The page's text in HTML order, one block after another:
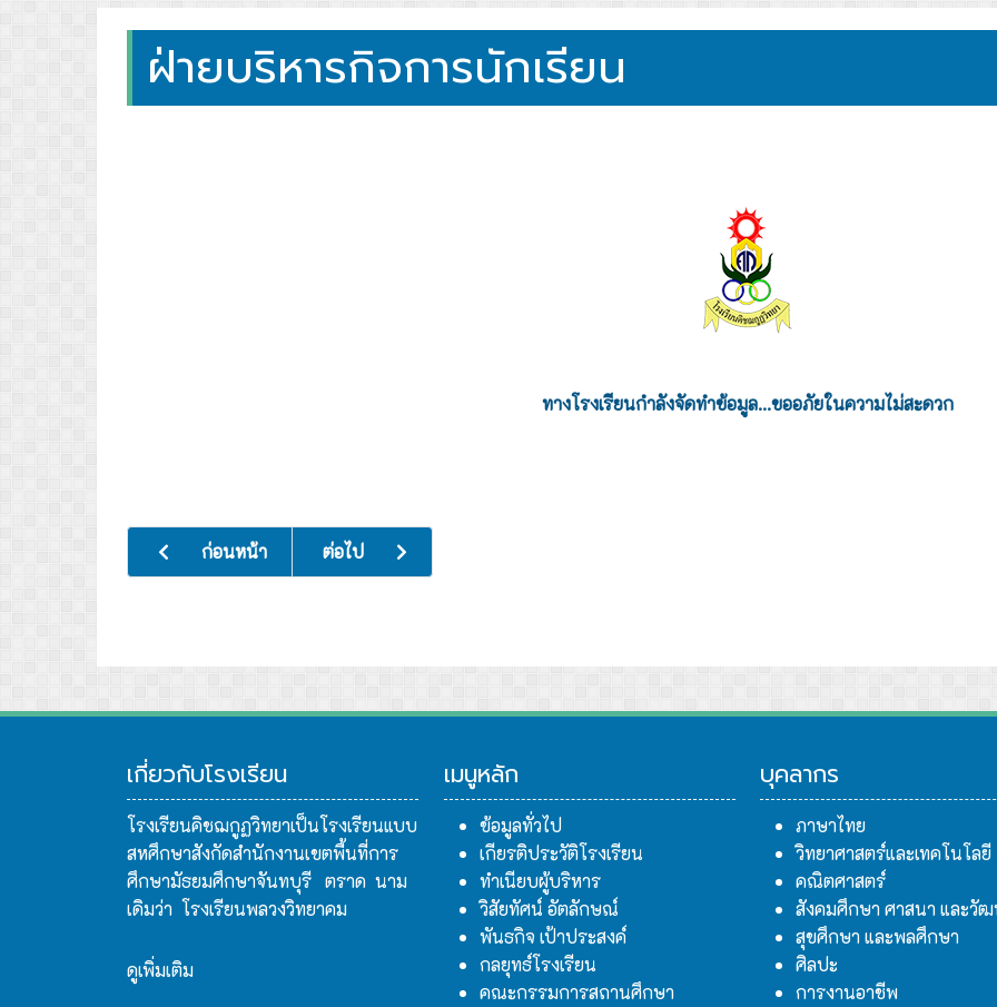
ฝ่ายบริหารกิจการนักเรียน
ทางโรงเรียนกำลังจัดทำข้อมูล...ขออภัยในความไม่สะดวก
เนื้อหาก่อนหน้า: ฝ่ายบริหารงานวิชาการ
ก่อนหน้า เนื้อหาถัดไป: โครงสร้างการบริหาร
ต่อไป
เกี่ยวกับโรงเรียน
โรงเรียนคิชฌกูฏวิทยาเป็นโรงเรียนแบบ
สหศึกษาสังกัดสำนักงานเขตพื้นที่การ
ศึกษามัธยมศึกษาจันทบุรี ตราด นาม
เดิมว่า โรงเรียนพลวงวิทยาคม
ดูเพิ่มเติม
เมนูหลัก
ข้อมูลทั่วไป
เกียรติประวัติโรงเรียน
ทำเนียบผู้บริหาร
วิสัยทัศน์ อัตลักษณ์
พันธกิจ เป้าประสงค์
กลยุทธ์โรงเรียน
คณะกรรมการสถานศึกษา
บุคลากร
ภาษาไทย
วิทยาศาสตร์และเทคโนโลยี
คณิตศาสตร์
สังคมศึกษา ศาสนา และวั
สุขศึกษา และพลศึกษา
ศิลปะ
การงานอาชีพ